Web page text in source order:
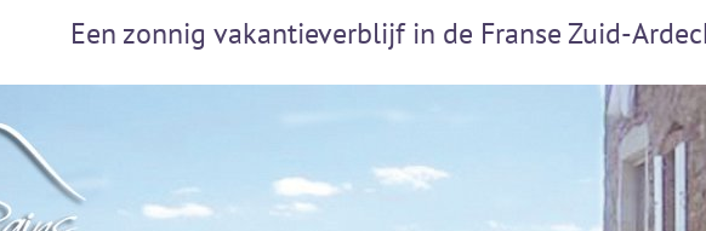
Een zonnig vakantieverblijf in de Franse Zuid-